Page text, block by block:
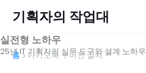
기획자의 작업대
실전형 노하우
25년 IT 기획자의 실무 도구와 설계 노하우
홈 카카오톡 구버전 설치